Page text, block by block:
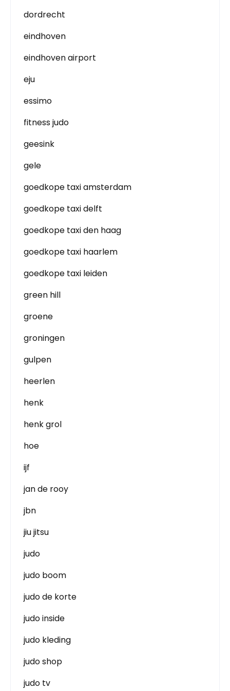
dordrecht
eindhoven
eindhoven airport
eju
essimo
fitness judo
geesink
gele
goedkope taxi amsterdam
goedkope taxi delft
goedkope taxi den haag
goedkope taxi haarlem
goedkope taxi leiden
green hill
groene
groningen
gulpen
heerlen
henk
henk grol
hoe
ijf
jan de rooy
jbn
jiu jitsu
judo
judo boom
judo de korte
judo inside
judo kleding
judo shop
judo tv